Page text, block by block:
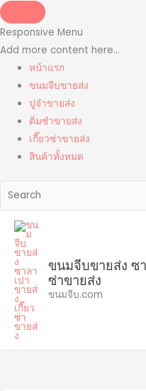
Responsive Menu
Add more content here...
หน้าแรก
ขนมจีบขายส่ง
ปูจ๋าขายส่ง
ติ่มซำขายส่ง
เกี๊ยวซ่าขายส่ง
สินค้าทั้งหมด
Skip
to
content
ขนมจีบขายส่ง ซ
ซ่าขายส่ง
ขนมจีบ.com